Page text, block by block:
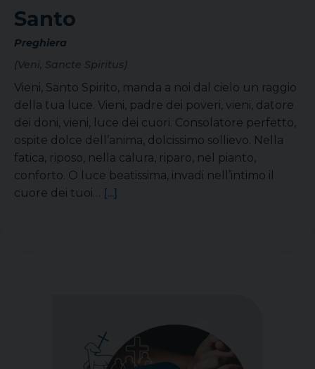
Santo
Preghiera
(Veni, Sancte Spiritus)
Vieni, Santo Spirito, manda a noi dal cielo un raggio
della tua luce. Vieni, padre dei poveri, vieni, datore
dei doni, vieni, luce dei cuori. Consolatore perfetto,
ospite dolce dell’anima, dolcissimo sollievo. Nella
fatica, riposo, nella calura, riparo, nel pianto,
conforto. O luce beatissima, invadi nell’intimo il
cuore dei tuoi… [...]